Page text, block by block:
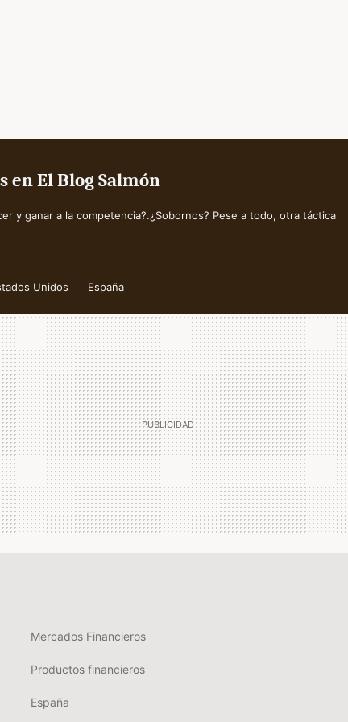
en El Blog Salmón
y ganar a la competencia?.¿Sobornos? Pese a todo, otra táctica
Unidos España
Mercados Financieros
Productos financieros
España